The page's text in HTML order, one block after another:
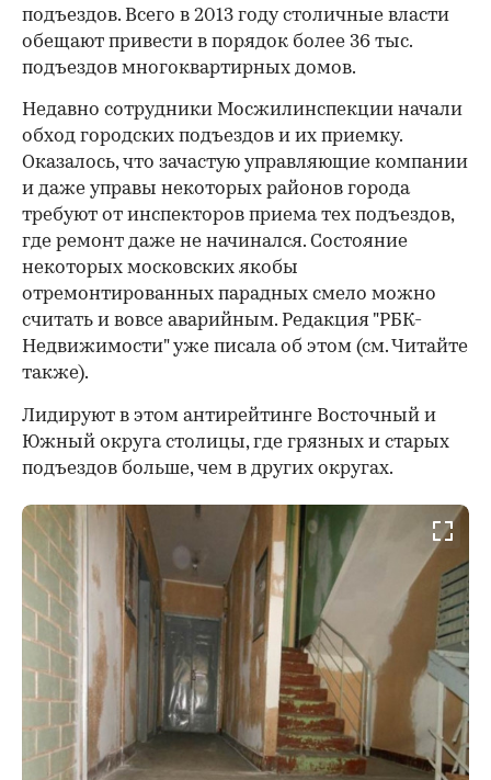
подъездов. Всего в 2013 году столичные власти
обещают привести в порядок более 36 тыс.
подъездов многоквартирных домов.
Недавно сотрудники Мосжилинспекции начали
обход городских подъездов и их приемку.
Оказалось, что зачастую управляющие компании
и даже управы некоторых районов города
требуют от инспекторов приема тех подъездов,
где ремонт даже не начинался. Состояние
некоторых московских якобы
отремонтированных парадных смело можно
считать и вовсе аварийным. Редакция "РБК-
Недвижимости" уже писала об этом (см. Читайте
также).
Лидируют в этом антирейтинге Восточный и
Южный округа столицы, где грязных и старых
подъездов больше, чем в других округах.